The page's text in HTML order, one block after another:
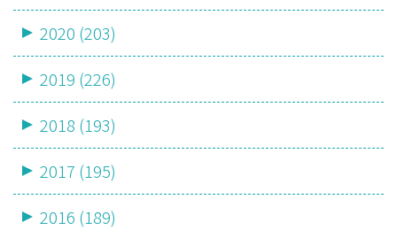
2020 (203)
2019 (226)
2018 (193)
2017 (195)
2016 (189)